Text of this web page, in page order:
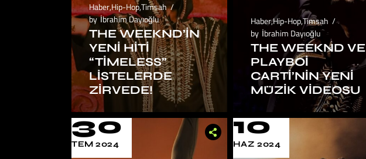
Haber,Hip-Hop,Timsah
by İbrahim Dayıoğlu
THE WEEKND’IN
YENI HITI
“TIMELESS”
LISTELERDE
ZIRVEDE!
Haber,Hip-Hop,Timsah
by İbrahim Dayıoğlu
THE WEEKND VE
PLAYBOI
CARTI’NIN YENI
MÜZIK VIDEOSU
30
TEM 2024
10
HAZ 2024